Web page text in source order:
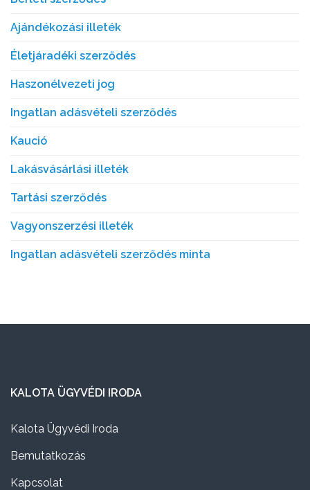
Ajándékozási illeték
Életjáradéki szerződés
Haszonélvezeti jog
Ingatlan adásvételi szerződés
Kaució
Lakásvásárlási illeték
Tartási szerződés
Vagyonszerzési illeték
Ingatlan adásvételi szerződés minta
KALOTA ÜGYVÉDI IRODA
Kalota Ügyvédi Iroda
Bemutatkozás
Kapcsolat